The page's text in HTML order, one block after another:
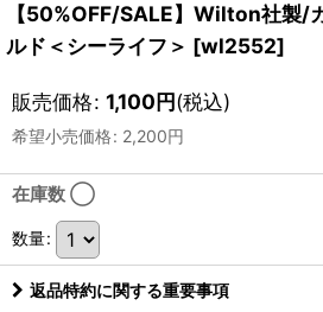
【50%OFF/SALE】Wilton社製/
ルド＜シーライフ＞ [wl2552]
販売価格: 1,100円(税込)
希望小売価格: 2,200円
在庫数 ◯
数量:
返品特約に関する重要事項